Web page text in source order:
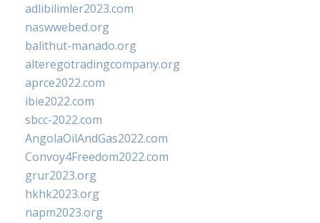
adlibilimler2023.com
naswwebed.org
balithut-manado.org
alteregotradingcompany.org
aprce2022.com
ibie2022.com
sbcc-2022.com
AngolaOilAndGas2022.com
Convoy4Freedom2022.com
grur2023.org
hkhk2023.org
napm2023.org